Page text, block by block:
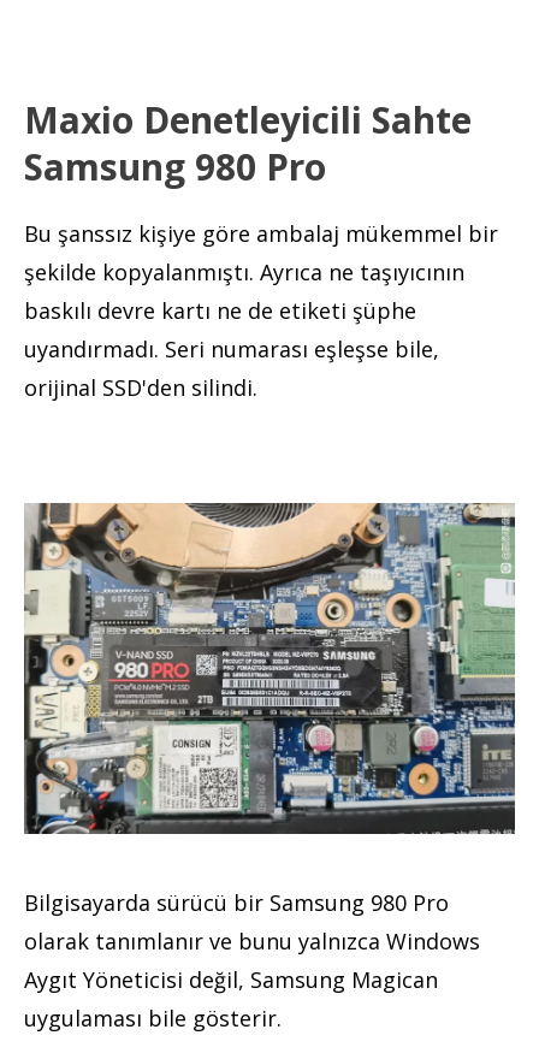
Maxio Denetleyicili Sahte
Samsung 980 Pro
Bu şanssız kişiye göre ambalaj mükemmel bir
şekilde kopyalanmıştı. Ayrıca ne taşıyıcının
baskılı devre kartı ne de etiketi şüphe
uyandırmadı. Seri numarası eşleşse bile,
orijinal SSD'den silindi.
Bilgisayarda sürücü bir Samsung 980 Pro
olarak tanımlanır ve bunu yalnızca Windows
Aygıt Yöneticisi değil, Samsung Magican
uygulaması bile gösterir.